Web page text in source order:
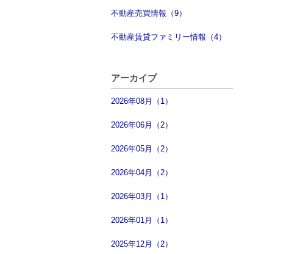
不動産売買情報（9）
不動産賃貸ファミリー情報（4）
アーカイブ
2026年08月（1）
2026年06月（2）
2026年05月（2）
2026年04月（2）
2026年03月（1）
2026年01月（1）
2025年12月（2）